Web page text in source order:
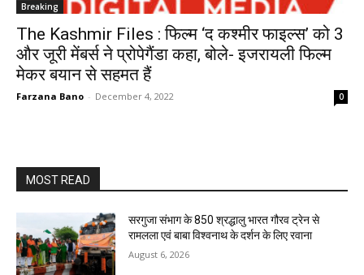
Breaking
The Kashmir Files : फिल्म ‘द कश्मीर फाइल्स’ को 3
और जूरी मेंबर्स ने प्रोपेगैंडा कहा, बोले- इजरायली फिल्म
मेकर बयान से सहमत हैं
Farzana Bano - December 4, 2022 0
MOST READ
सरगुजा संभाग के 850 श्रद्धालु भारत गौरव ट्रेन से
रामलला एवं बाबा विश्वनाथ के दर्शन के लिए रवाना
August 6, 2026